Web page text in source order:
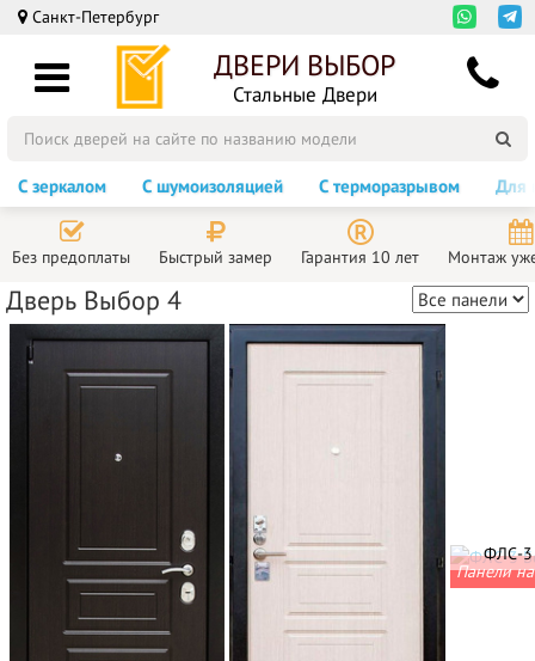
Санкт-Петербург
ДВЕРИ ВЫБОР
Стальные Двери
С зеркалом С шумоизоляцией С терморазрывом Для
Без предоплаты Быстрый замер Гарантия 10 лет Монтаж
Дверь Выбор 4
Панели
ФЛС-3